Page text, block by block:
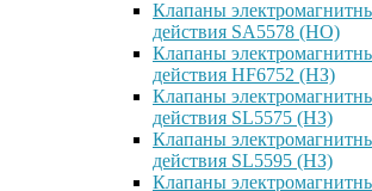
Клапаны
действия SA5578 (НО)
Клапаны
действия HF6752 (НЗ)
Клапаны
действия SL5575 (НЗ)
Клапаны
действия SL5595 (НЗ)
Клапаны